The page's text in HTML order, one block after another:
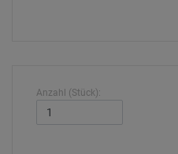
Anzahl (Stück):